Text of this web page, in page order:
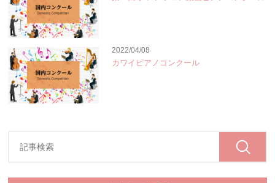
2022/04/08
カワイピアノコンクール